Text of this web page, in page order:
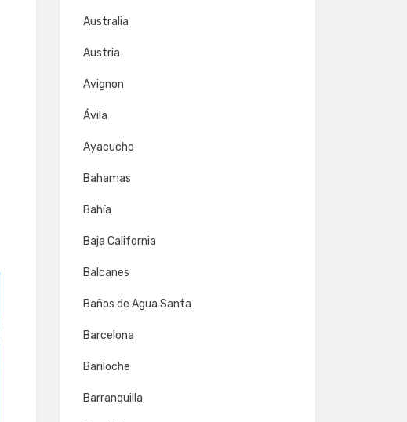
Australia
Austria
Avignon
Ávila
Ayacucho
Bahamas
Bahía
Baja California
Balcanes
Baños de Agua Santa
Barcelona
Bariloche
Barranquilla